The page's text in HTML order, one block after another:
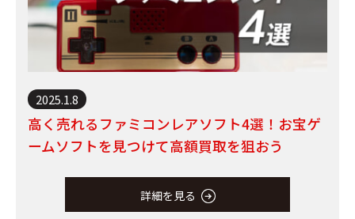
2025.1.8
高く売れるファミコンレアソフト4選！お宝ゲ
ームソフトを見つけて高額買取を狙おう
詳細を見る